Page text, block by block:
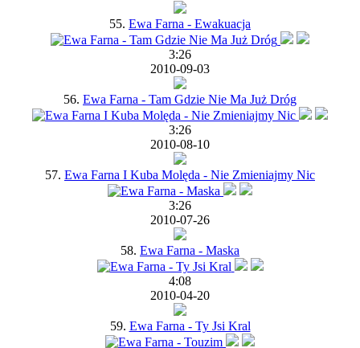
55. Ewa Farna - Ewakuacja
3:26
2010-09-03
56. Ewa Farna - Tam Gdzie Nie Ma Już Dróg
3:26
2010-08-10
57. Ewa Farna I Kuba Molęda - Nie Zmieniajmy Nic
3:26
2010-07-26
58. Ewa Farna - Maska
4:08
2010-04-20
59. Ewa Farna - Ty Jsi Kral